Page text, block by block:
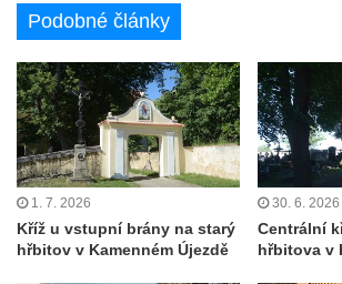
Centrální kříž na starém hřbitově ve
Centrální kříž na novém hřbitově ve
Vilémově
Kříž u kostela Nanebevzetí Panny Marie na
křížové cestě ve Vilémově
Kříž u cesty mezi Růžovou a Kamenickou
Strání
Podobné články
1. 7. 2026
Kříž u vstupní brány na starý
hřbitov v Kamenném Újezdě
30. 6. 2026
Centrální
hřbitova v